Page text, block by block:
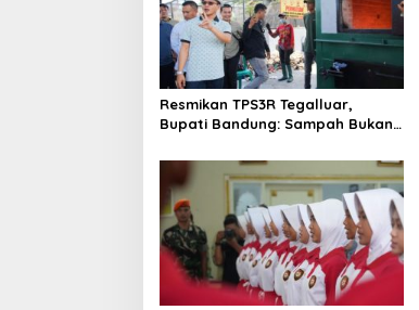
Resmikan TPS3R Tegalluar,
Bupati Bandung: Sampah Bukan